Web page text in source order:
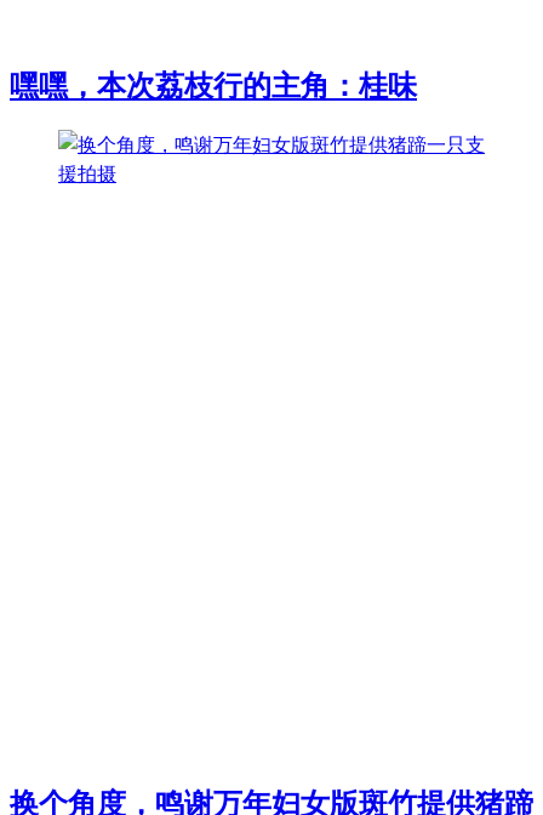
嘿嘿，本次荔枝行的主角：桂味
换个角度，鸣谢万年妇女版斑竹提供猪蹄